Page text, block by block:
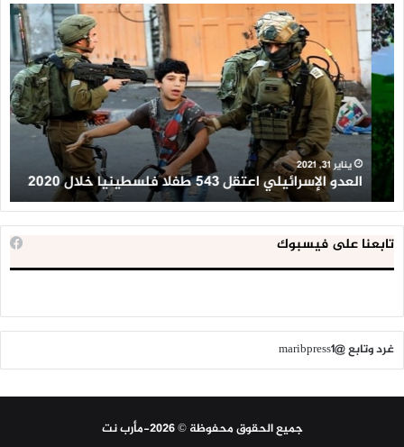
العدو
الإسرائيلي
اعتقل
543
طفلا
فلسطينيا
خلال
2020
يناير 31, 2021
العدو الإسرائيلي اعتقل 543 طفلا فلسطينيا خلال 2020
تابعنا على فيسبوك
غرد وتابع @maribpress1
جميع الحقوق محفوظة © 2026-مأرب نت